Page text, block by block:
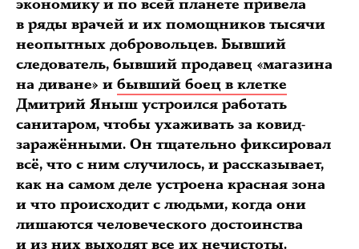
экономику и по всей планете привела
в ряды врачей и их помощников тысячи
неопытных добровольцев. Бывший
следователь, бывший продавец «магазина
на диване» и бывший боец в клетке
Дмитрий Яныш устроился работать
санитаром, чтобы ухаживать за ковид-
заражёнными. Он тщательно фиксировал
всё, что с ним случилось, и рассказывает,
как на самом деле устроена красная зона
и что происходит с людьми, когда они
лишаются человеческого достоинства
и из них выходят все их нечистоты.